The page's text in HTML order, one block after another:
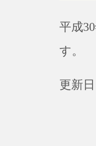
平成
す。
更新